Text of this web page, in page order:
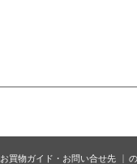
お買物ガイド・お問い合せ先